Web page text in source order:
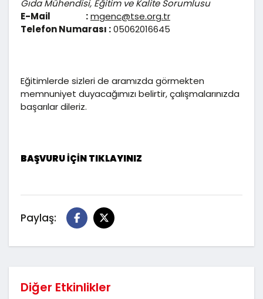
Gıda Mühendisi, Eğitim ve Kalite Sorumlusu
E-Mail :mgenc@tse.org.tr
Telefon Numarası :05062016645
Eğitimlerde sizleri de aramızda görmekten
memnuniyet duyacağımızı belirtir, çalışmalarınızda
başarılar dileriz.
BAŞVURU İÇİN TIKLAYINIZ
Paylaş:
Diğer Etkinlikler